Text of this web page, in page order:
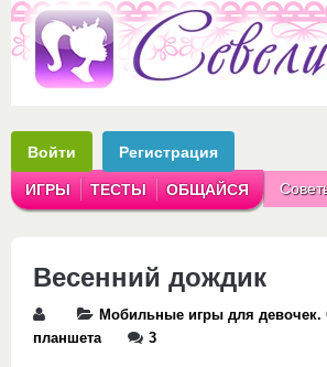
Войти Регистрация
ИГРЫ ТЕСТЫ ОБЩАЙСЯ
Весенний дождик
Мобильные игры для девочек.
планшета
3